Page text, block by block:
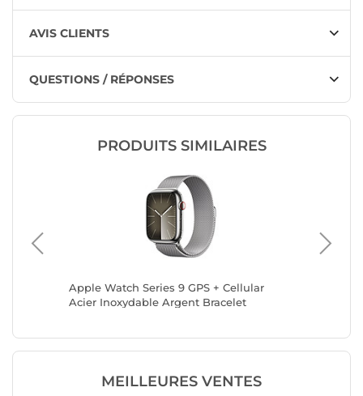
AVIS CLIENTS
QUESTIONS / RÉPONSES
PRODUITS SIMILAIRES
Apple Watch Series 9 GPS + Cellular
Acier Inoxydable Argent Bracelet
MEILLEURES VENTES